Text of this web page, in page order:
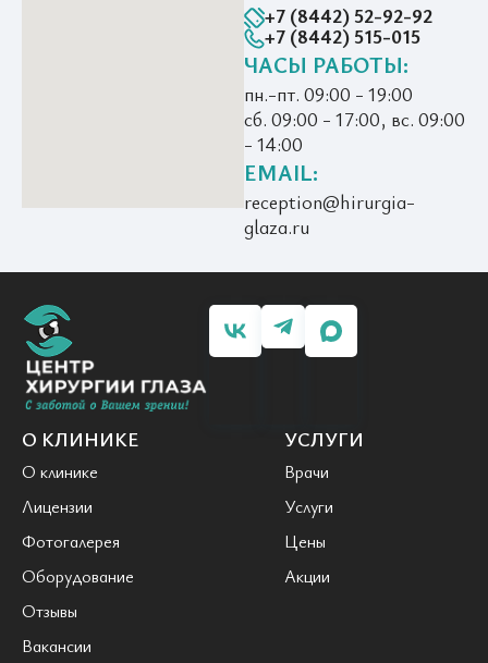
+7 (8442) 52-92-92
+7 (8442) 515-015
ЧАСЫ РАБОТЫ:
пн.-пт. 09:00 - 19:00
сб. 09:00 - 17:00, вс. 09:00
- 14:00
EMAIL:
reception@hirurgia-
glaza.ru
О КЛИНИКЕ
О клинике
Лицензии
Фотогалерея
Оборудование
Отзывы
Вакансии
УСЛУГИ
Врачи
Услуги
Цены
Акции